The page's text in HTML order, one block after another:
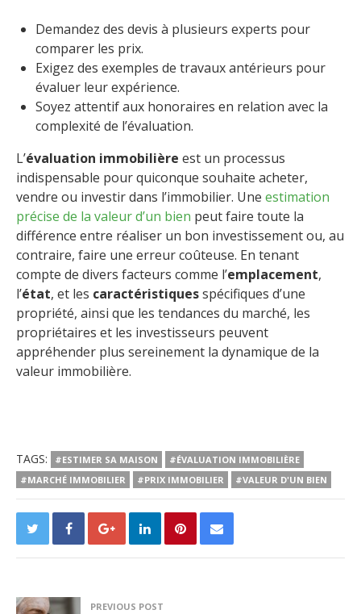
Demandez des devis à plusieurs experts pour
comparer les prix.
Exigez des exemples de travaux antérieurs pour
évaluer leur expérience.
Soyez attentif aux honoraires en relation avec la
complexité de l’évaluation.
L’évaluation immobilière est un processus
indispensable pour quiconque souhaite acheter,
vendre ou investir dans l’immobilier. Une estimation
précise de la valeur d’un bien peut faire toute la
différence entre réaliser un bon investissement ou, au
contraire, faire une erreur coûteuse. En tenant
compte de divers facteurs comme l’emplacement,
l’état, et les caractéristiquesspécifiques d’une
propriété, ainsi que les tendances du marché, les
propriétaires et les investisseurs peuvent
appréhender plus sereinement la dynamique de la
valeur immobilière.
TAGS: #ESTIMER SA MAISON
#ÉVALUATION IMMOBILIÈRE
#MARCHÉ IMMOBILIER
#PRIX IMMOBILIER #VALEUR D'UN BIEN
PREVIOUS POST